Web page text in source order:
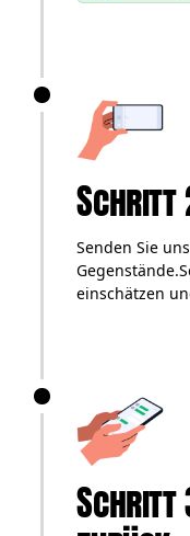
Schritt
Senden Sie
einschätzen
Schritt